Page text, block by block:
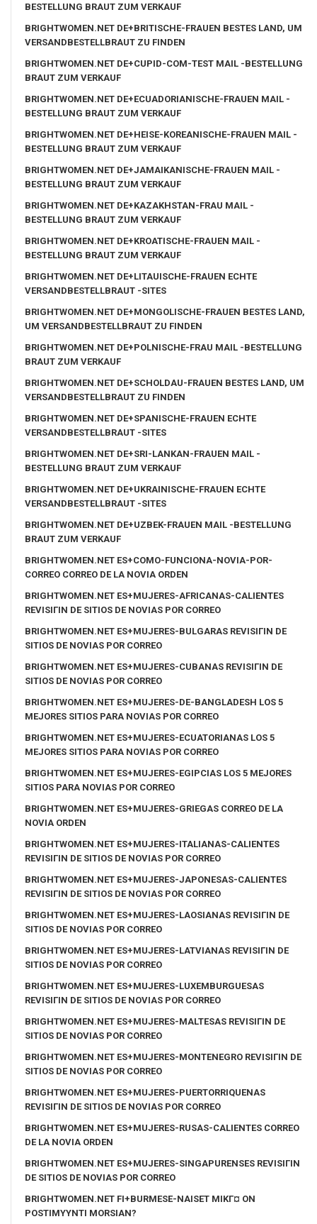
BESTELLUNG BRAUT ZUM VERKAUF
BRIGHTWOMEN.NET DE+BRITISCHE-FRAUEN BESTES LAND, UM
VERSANDBESTELLBRAUT ZU FINDEN
BRIGHTWOMEN.NET DE+CUPID-COM-TEST MAIL -BESTELLUNG
BRAUT ZUM VERKAUF
BRIGHTWOMEN.NET DE+ECUADORIANISCHE-FRAUEN MAIL -
BESTELLUNG BRAUT ZUM VERKAUF
BRIGHTWOMEN.NET DE+HEISE-KOREANISCHE-FRAUEN MAIL -
BESTELLUNG BRAUT ZUM VERKAUF
BRIGHTWOMEN.NET DE+JAMAIKANISCHE-FRAUEN MAIL -
BESTELLUNG BRAUT ZUM VERKAUF
BRIGHTWOMEN.NET DE+KAZAKHSTAN-FRAU MAIL -
BESTELLUNG BRAUT ZUM VERKAUF
BRIGHTWOMEN.NET DE+KROATISCHE-FRAUEN MAIL -
BESTELLUNG BRAUT ZUM VERKAUF
BRIGHTWOMEN.NET DE+LITAUISCHE-FRAUEN ECHTE
VERSANDBESTELLBRAUT -SITES
BRIGHTWOMEN.NET DE+MONGOLISCHE-FRAUEN BESTES LAND,
UM VERSANDBESTELLBRAUT ZU FINDEN
BRIGHTWOMEN.NET DE+POLNISCHE-FRAU MAIL -BESTELLUNG
BRAUT ZUM VERKAUF
BRIGHTWOMEN.NET DE+SCHOLDAU-FRAUEN BESTES LAND, UM
VERSANDBESTELLBRAUT ZU FINDEN
BRIGHTWOMEN.NET DE+SPANISCHE-FRAUEN ECHTE
VERSANDBESTELLBRAUT -SITES
BRIGHTWOMEN.NET DE+SRI-LANKAN-FRAUEN MAIL -
BESTELLUNG BRAUT ZUM VERKAUF
BRIGHTWOMEN.NET DE+UKRAINISCHE-FRAUEN ECHTE
VERSANDBESTELLBRAUT -SITES
BRIGHTWOMEN.NET DE+UZBEK-FRAUEN MAIL -BESTELLUNG
BRAUT ZUM VERKAUF
BRIGHTWOMEN.NET ES+COMO-FUNCIONA-NOVIA-POR-
CORREO CORREO DE LA NOVIA ORDEN
BRIGHTWOMEN.NET ES+MUJERES-AFRICANAS-CALIENTES
REVISIГІN DE SITIOS DE NOVIAS POR CORREO
BRIGHTWOMEN.NET ES+MUJERES-BULGARAS REVISIГІN DE
SITIOS DE NOVIAS POR CORREO
BRIGHTWOMEN.NET ES+MUJERES-CUBANAS REVISIГІN DE
SITIOS DE NOVIAS POR CORREO
BRIGHTWOMEN.NET ES+MUJERES-DE-BANGLADESH LOS 5
MEJORES SITIOS PARA NOVIAS POR CORREO
BRIGHTWOMEN.NET ES+MUJERES-ECUATORIANAS LOS 5
MEJORES SITIOS PARA NOVIAS POR CORREO
BRIGHTWOMEN.NET ES+MUJERES-EGIPCIAS LOS 5 MEJORES
SITIOS PARA NOVIAS POR CORREO
BRIGHTWOMEN.NET ES+MUJERES-GRIEGAS CORREO DE LA
NOVIA ORDEN
BRIGHTWOMEN.NET ES+MUJERES-ITALIANAS-CALIENTES
REVISIГІN DE SITIOS DE NOVIAS POR CORREO
BRIGHTWOMEN.NET ES+MUJERES-JAPONESAS-CALIENTES
REVISIГІN DE SITIOS DE NOVIAS POR CORREO
BRIGHTWOMEN.NET ES+MUJERES-LAOSIANAS REVISIГІN DE
SITIOS DE NOVIAS POR CORREO
BRIGHTWOMEN.NET ES+MUJERES-LATVIANAS REVISIГІN DE
SITIOS DE NOVIAS POR CORREO
BRIGHTWOMEN.NET ES+MUJERES-LUXEMBURGUESAS
REVISIГІN DE SITIOS DE NOVIAS POR CORREO
BRIGHTWOMEN.NET ES+MUJERES-MALTESAS REVISIГІN DE
SITIOS DE NOVIAS POR CORREO
BRIGHTWOMEN.NET ES+MUJERES-MONTENEGRO REVISIГІN DE
SITIOS DE NOVIAS POR CORREO
BRIGHTWOMEN.NET ES+MUJERES-PUERTORRIQUENAS
REVISIГІN DE SITIOS DE NOVIAS POR CORREO
BRIGHTWOMEN.NET ES+MUJERES-RUSAS-CALIENTES CORREO
DE LA NOVIA ORDEN
BRIGHTWOMEN.NET ES+MUJERES-SINGAPURENSES REVISIГІN
DE SITIOS DE NOVIAS POR CORREO
BRIGHTWOMEN.NET FI+BURMESE-NAISET MIKГ¤ ON
POSTIMYYNTI MORSIAN?